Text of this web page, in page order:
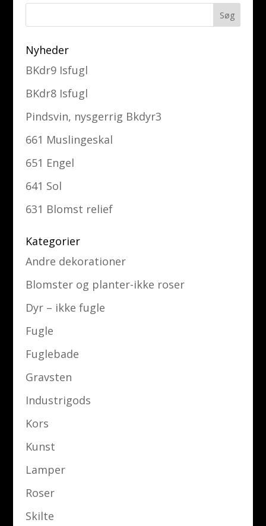
Nyheder
BKdr9 Isfugl
BKdr8 Isfugl
Pindsvin, nysgerrig Bkdyr3
661 Muslingeskal
651 Engel
641 Sol
631 Blomst relief
Kategorier
Andre dekorationer
Blomster og planter-ikke roser
Dyr – ikke fugle
Fugle
Fuglebade
Gravsten
Industrigods
Kors
Kunst
Lamper
Roser
Skilte